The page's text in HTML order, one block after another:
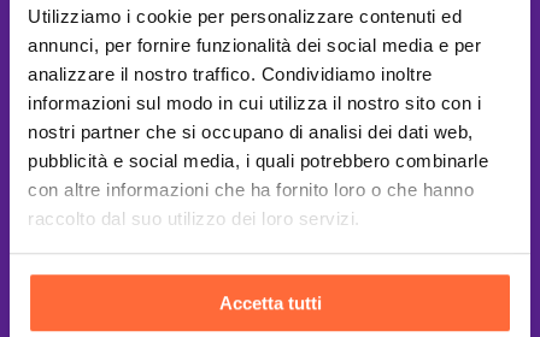
Utilizziamo i cookie per personalizzare contenuti ed
annunci, per fornire funzionalità dei social media e per
analizzare il nostro traffico. Condividiamo inoltre
informazioni sul modo in cui utilizza il nostro sito con i
nostri partner che si occupano di analisi dei dati web,
pubblicità e social media, i quali potrebbero combinarle
con altre informazioni che ha fornito loro o che hanno
raccolto dal suo utilizzo dei loro servizi.
Accetta tutti